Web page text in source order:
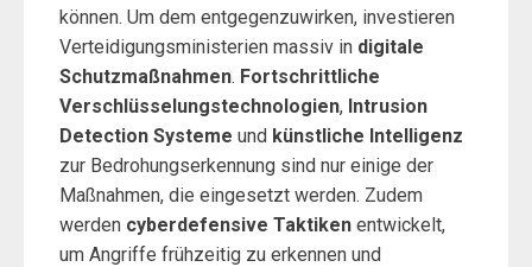
können. Um dem entgegenzuwirken, investieren
Verteidigungsministerien massiv in digitale
Schutzmaßnahmen. Fortschrittliche
Verschlüsselungstechnologien, Intrusion
Detection Systeme und künstliche Intelligenz
zur Bedrohungserkennung sind nur einige der
Maßnahmen, die eingesetzt werden. Zudem
werden cyberdefensive Taktiken entwickelt,
um Angriffe frühzeitig zu erkennen und